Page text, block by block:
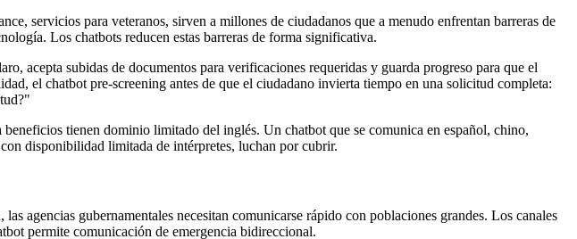
servicios para veteranos, sirven a millones de ciudadanos que a menudo enfrentan barreras de
Los chatbots reducen estas barreras de forma significativa.
acepta subidas de documentos para verificaciones requeridas y guarda progreso para que el
el chatbot pre-screening antes de que el ciudadano invierta tiempo en una solicitud completa:
tienen dominio limitado del inglés. Un chatbot que se comunica en español, chino,
disponibilidad limitada de intérpretes, luchan por cubrir.
agencias gubernamentales necesitan comunicarse rápido con poblaciones grandes. Los canales
permite comunicación de emergencia bidireccional.